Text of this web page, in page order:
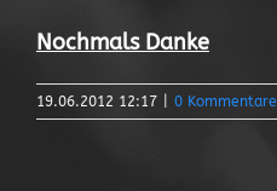
Nochmals Danke
19.06.2012 12:17 0 Kommentare